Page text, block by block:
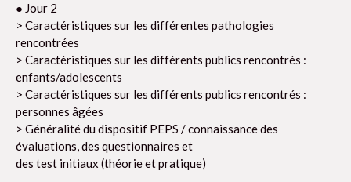
● Jour 2
> Caractéristiques sur les différentes pathologies
rencontrées
> Caractéristiques sur les différents publics rencontrés :
enfants/adolescents
> Caractéristiques sur les différents publics rencontrés :
personnes âgées
> Généralité du dispositif PEPS / connaissance des
évaluations, des questionnaires et
des test initiaux (théorie et pratique)